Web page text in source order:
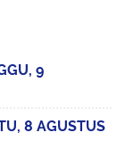
9
8 AGUSTUS